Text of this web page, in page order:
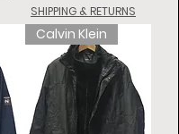
SHIPPING & RETURNS
Calvin Klein